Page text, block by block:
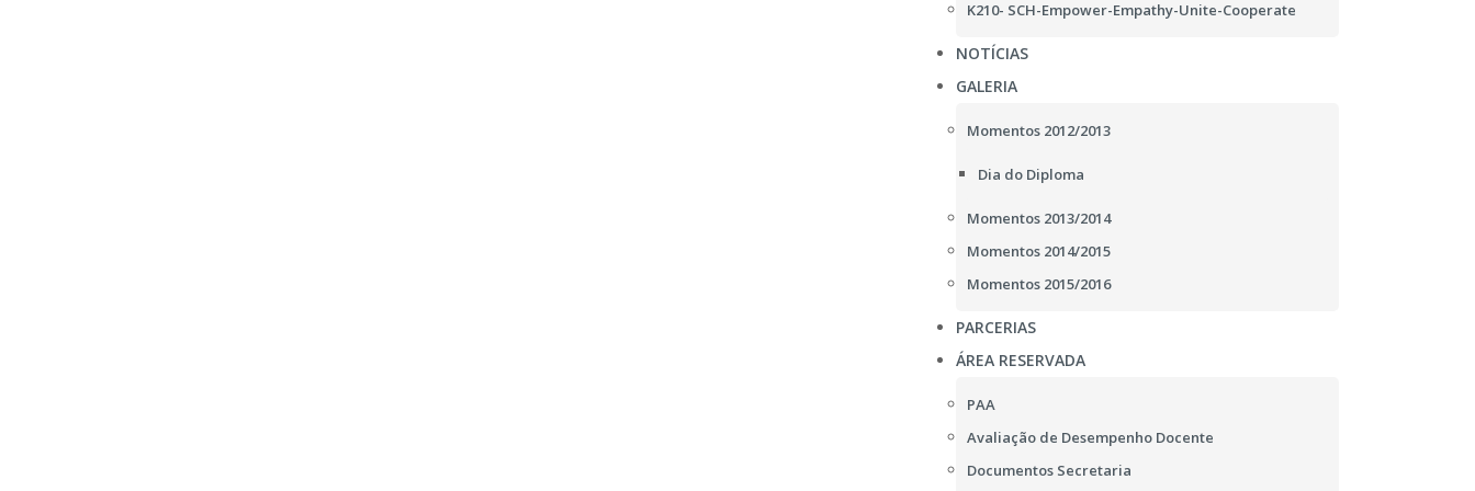
K210- SCH-Empower-Empathy-Unite-Cooperate
NOTÍCIAS
GALERIA
Momentos 2012/2013
Dia do Diploma
Momentos 2013/2014
Momentos 2014/2015
Momentos 2015/2016
PARCERIAS
ÁREA RESERVADA
PAA
Avaliação de Desempenho Docente
Documentos Secretaria